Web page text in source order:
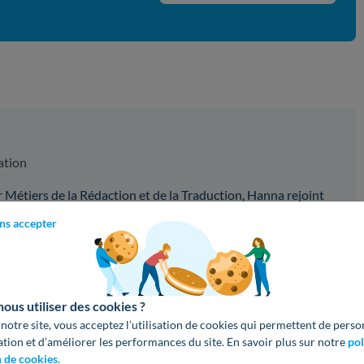
accepter
utiliser des cookies ?
site, vous acceptez l’utilisation de cookies qui permettent de
et d’améliorer les performances du site. En savoir plus sur notre
cookies.
Métiers de la Rédaction et de la Traduction, Hanna rejoint
d’aider, elle a pour objectif de vous guider vers
et responsable !
aimé cet article ?
! Partagez cet article sur vos réseaux :